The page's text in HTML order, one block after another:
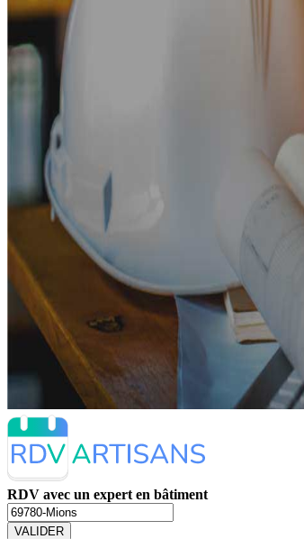
RDV avec un expert en bâtiment
VALIDER